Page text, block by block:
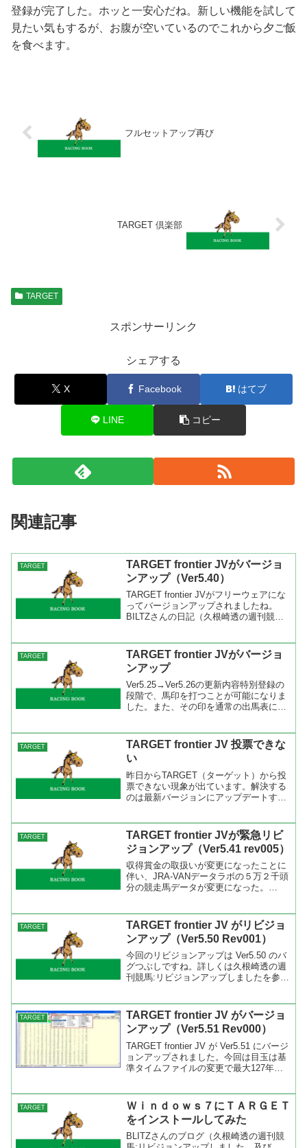
登録が完了した。ホッと一安心だね。新しい機能を試して
見たい気もするが、お腹が空いているのでこれから夕ご飯
を食べます。
フルセットアップ再び
TARGET 倶楽部
TARGET
スポンサーリンク
シェアする
X Facebook はてブ
LINE コピー
関連記事
TARGET
TARGET frontier JVがバージョ
ンアップ（Ver5.40）
TARGET frontier JVがフリーウェアにな
ってバージョンアップされましたね。
BILTZさんの日記（久根崎透の週刊競
ランク画面でこれまで場所の限定が該当
競馬場...
TARGET
TARGET frontier JVがバージョ
ンアップ
Ver5.25→Ver5.26の更新内容特別登録の
段階で、馬印を打つことが可能になりま
した。また、その印を通常の出馬表に読
が可能競馬法改正による票数からの単複
オッズの新...
TARGET
TARGET frontier JV 投票できな
い
昨日からTARGET（ターゲット）から投
票できない現象が出ています。解決する
のは最新バージョンにアップデートする
に伴うIPATサイトの仕様の変更で、これ
までのバージョン...
TARGET
TARGET frontier JVが緊急リビ
ジョンアップ（Ver5.41 rev005）
収得賞金の取扱いが変更になったことに
伴い、JRA-VANデータラボの５万２千頭
分の競走馬データが変更になった。
出る場合があったので緊急にリビジョン
アッ...
TARGET
TARGET frontier JV がリビジョ
ンアップ（Ver5.50 Rev001）
今回のリビジョンアップは Ver5.50 のバ
グつぶしですね。詳しくは久根崎透の週
刊競馬:リビジョンアップしましたを参照
ールバーのヘルプより半自動バージョン
アップを選び...
TARGET
TARGET frontier JV がバージョ
ンアップ（Ver5.51 Rev000）
TARGET frontier JV が Ver5.51 にバージ
ョンアップされました。今回は目玉は基
準タイムファイルの変更で最大127年分
が入っています。バージョンアッ...
TARGET
Ｗｉｎｄｏｗｓ７にＴＡＲＧＥＴ
をインストールしてみた
BLITZさんのブログ（久根崎透の週刊競